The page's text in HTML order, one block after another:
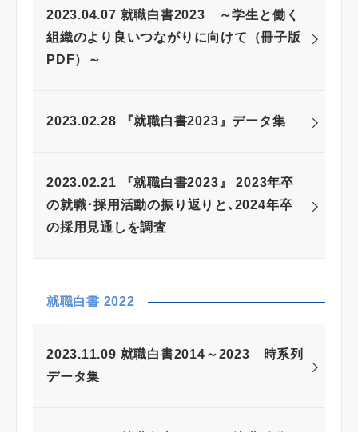
2023.04.07 就職白書2023 ～学生と働く
組織のより良いつながりに向けて（冊子版
PDF）～
2023.02.28 『就職白書2023』データ集
2023.02.21 『就職白書2023』 2023年卒
の就職･採用活動の振り返りと､2024年卒
の採用見通しを調査
就職白書 2022
2023.11.09 就職白書2014～2023 時系列
データ集